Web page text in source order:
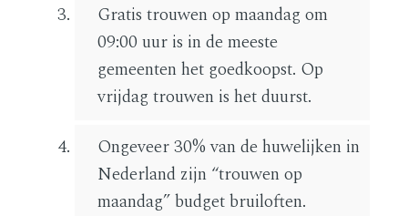
Gratis trouwen op maandag om
09:00 uur is in de meeste
gemeenten het goedkoopst. Op
vrijdag trouwen is het duurst.
Ongeveer 30% van de huwelijken in
Nederland zijn “trouwen op
maandag” budget bruiloften.